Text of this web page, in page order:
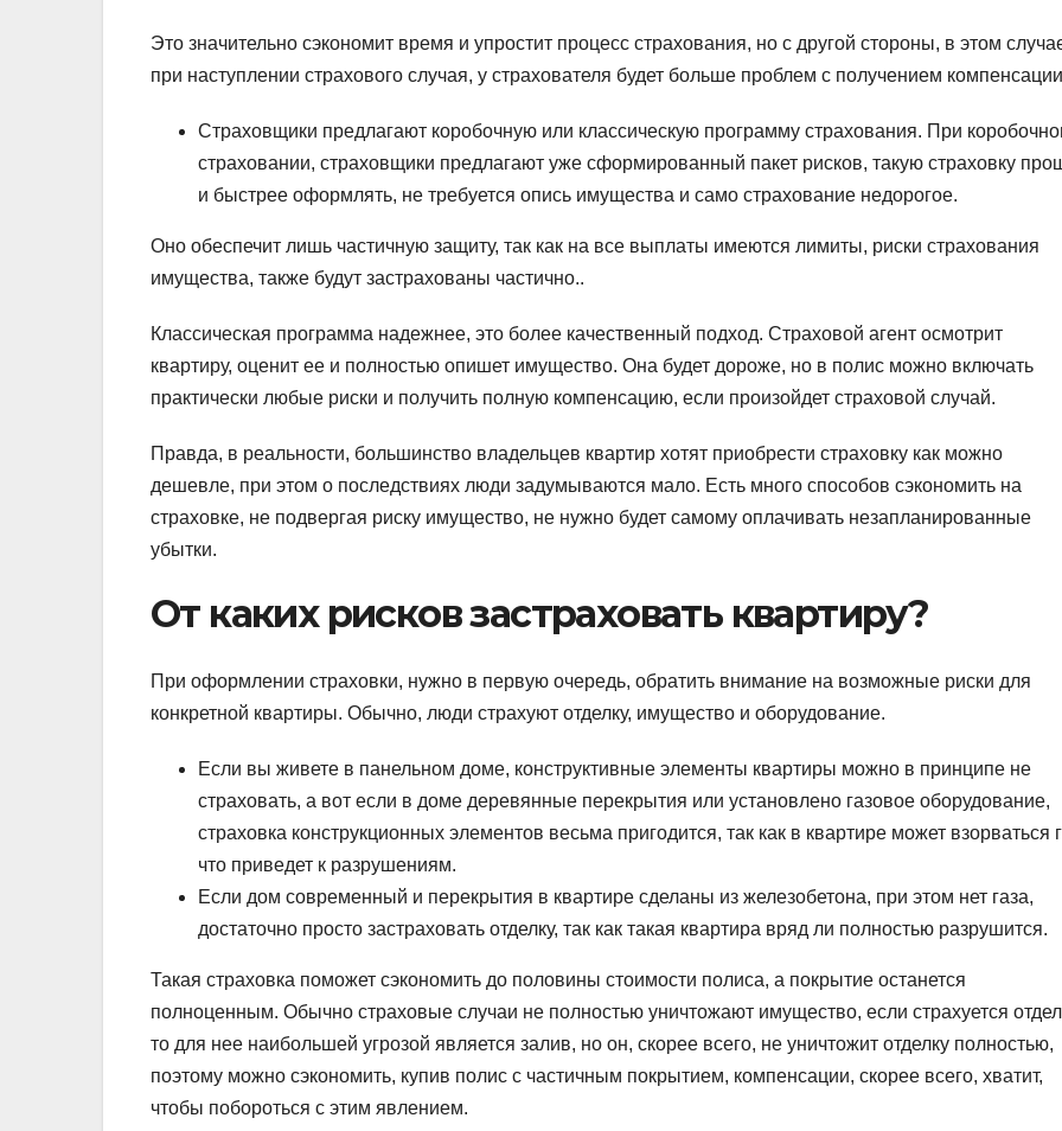
Это значительно сэкономит время и упростит процесс страхования, но с другой стороны, в этом
при наступлении страхового случая, у страхователя будет больше проблем с получением
Страховщики предлагают коробочную или классическую программу страхования. При
страховании, страховщики предлагают уже сформированный пакет рисков, такую страховку
и быстрее оформлять, не требуется опись имущества и само страхование недорогое.
Оно обеспечит лишь частичную защиту, так как на все выплаты имеются лимиты, риски страхования
имущества, также будут застрахованы частично..
Классическая программа надежнее, это более качественный подход. Страховой агент осмотрит
квартиру, оценит ее и полностью опишет имущество. Она будет дороже, но в полис можно включать
практически любые риски и получить полную компенсацию, если произойдет страховой случай.
Правда, в реальности, большинство владельцев квартир хотят приобрести страховку как можно
дешевле, при этом о последствиях люди задумываются мало. Есть много способов сэкономить на
страховке, не подвергая риску имущество, не нужно будет самому оплачивать незапланированные
убытки.
От каких рисков застраховать квартиру?
При оформлении страховки, нужно в первую очередь, обратить внимание на возможные риски для
конкретной квартиры. Обычно, люди страхуют отделку, имущество и оборудование.
Если вы живете в панельном доме, конструктивные элементы квартиры можно в принципе не
страховать, а вот если в доме деревянные перекрытия или установлено газовое оборудование,
страховка конструкционных элементов весьма пригодится, так как в квартире может взорваться
что приведет к разрушениям.
Если дом современный и перекрытия в квартире сделаны из железобетона, при этом нет газа,
достаточно просто застраховать отделку, так как такая квартира вряд ли полностью разрушится.
Такая страховка поможет сэкономить до половины стоимости полиса, а покрытие останется
полноценным. Обычно страховые случаи не полностью уничтожают имущество, если страхуется
то для нее наибольшей угрозой является залив, но он, скорее всего, не уничтожит отделку полностью,
поэтому можно сэкономить, купив полис с частичным покрытием, компенсации, скорее всего, хватит,
чтобы побороться с этим явлением.